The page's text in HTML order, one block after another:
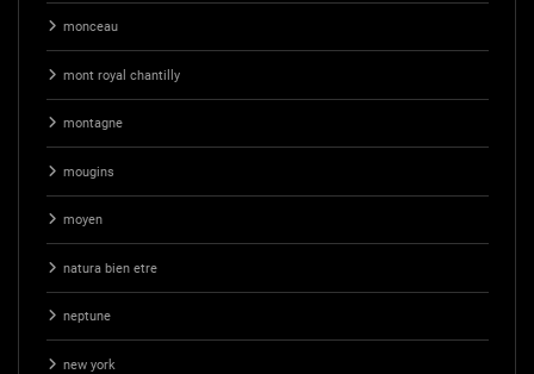
monceau
mont royal chantilly
montagne
mougins
moyen
natura bien etre
neptune
new york